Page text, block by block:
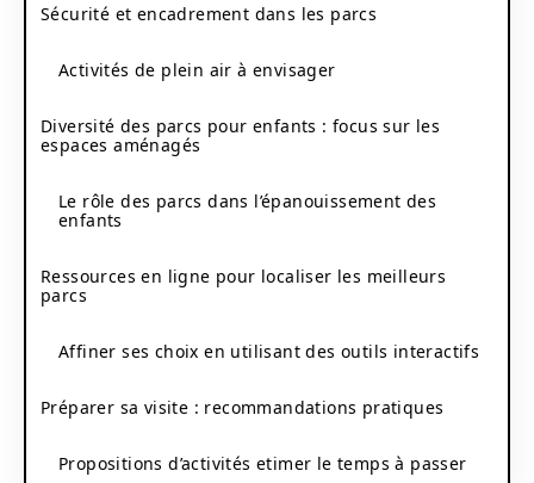
Sécurité et encadrement dans les parcs
Activités de plein air à envisager
Diversité des parcs pour enfants : focus sur les
espaces aménagés
Le rôle des parcs dans l’épanouissement des
enfants
Ressources en ligne pour localiser les meilleurs
parcs
Affiner ses choix en utilisant des outils interactifs
Préparer sa visite : recommandations pratiques
Propositions d’activités etimer le temps à passer